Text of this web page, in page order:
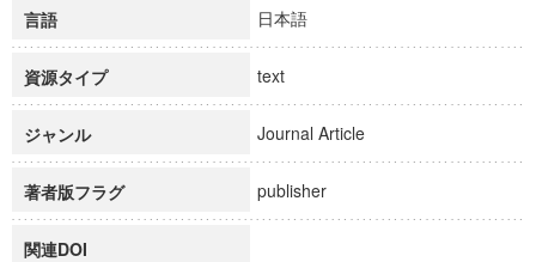
言語 日本語
資源タイプ text
ジャンル Journal Article
著者版フラグ publisher
関連DOI